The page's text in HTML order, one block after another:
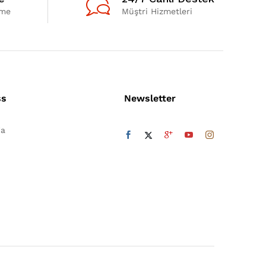
Müştri Hizmetleri
Newsletter